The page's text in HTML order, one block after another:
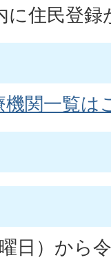
に住民登録
関一覧は
日）から